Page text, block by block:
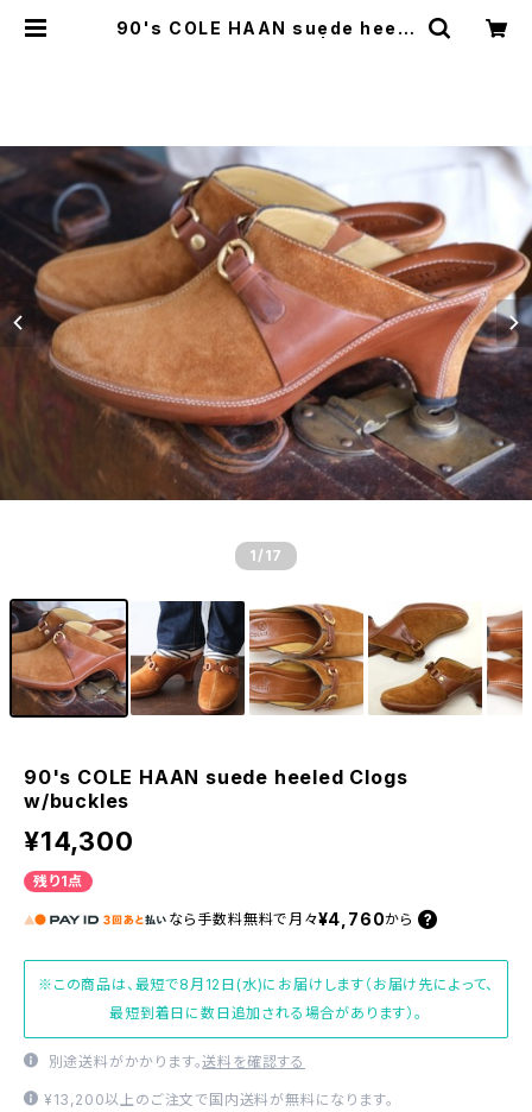
90's COLE HAAN suede heele
1 /17
90's COLE HAAN suede heeled Clogs
w/buckles
¥14,300
残り1点
なら 手数料無料で 月々¥4,760から
※この商品は、最短で8月12日(水)にお届けします（お届け先によって、
最短到着日に数日追加される場合があります）。
別途送料がかかります。送料を確認する
¥13,200以上のご注文で国内送料が無料になります。